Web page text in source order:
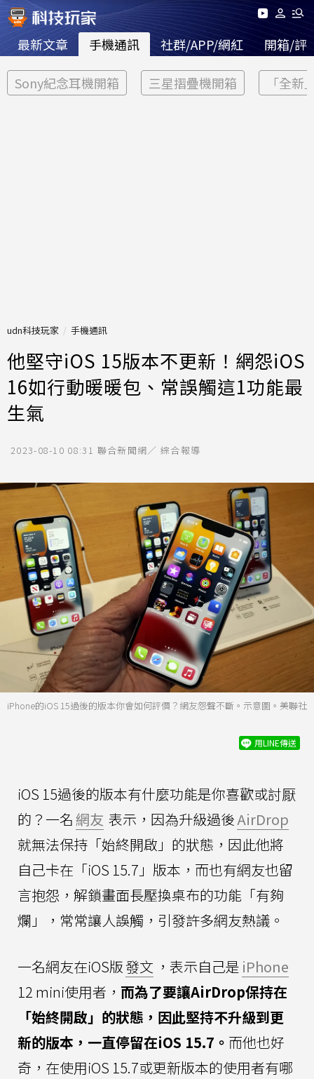
最新文章 手機通訊 社群/APP/網紅 開箱/評
Sony紀念耳機開箱 三星摺疊機開箱 「全新
udn科技玩家 手機通訊
他堅守iOS 15版本不更新！網怨iOS
16如行動暖暖包、常誤觸這1功能最
生氣
2023-08-10 08:31 聯合新聞網／ 綜合報導
iPhone的iOS 15過後的版本你會如何評價？網友怨聲不斷。示意圖。美聯社
用LINE傳送
iOS 15過後的版本有什麼功能是你喜歡或討厭
的？一名網友 表示，因為升級過後AirDrop
就無法保持「始終開啟」的狀態，因此他將
自己卡在「iOS 15.7」版本，而也有網友也留
言抱怨，解鎖畫面長壓換桌布的功能「有夠
爛」，常常讓人誤觸，引發許多網友熱議。
一名網友在iOS版發文 ，表示自己是 iPhone
12 mini使用者， 而為了要讓AirDrop保持在
「始終開啟」的狀態，因此堅持不升級到更
新的版本，一直停留在iOS 15.7。 而他也好
奇，在使用iOS 15.7或更新版本的使用者有哪